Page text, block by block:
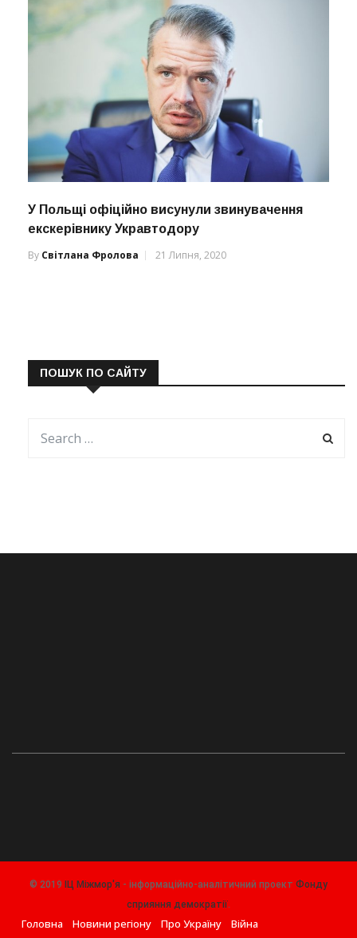
У Польщі офіційно висунули звинувачення
екскерівнику Укравтодору
By Світлана Фролова 21 Липня, 2020
ПОШУК ПО САЙТУ
© 2019 ІЦ Міжмор'я - інформаційно-аналітичний проект Фонду
сприяння демократії.
Головна Новини регіону Про Україну
Війна